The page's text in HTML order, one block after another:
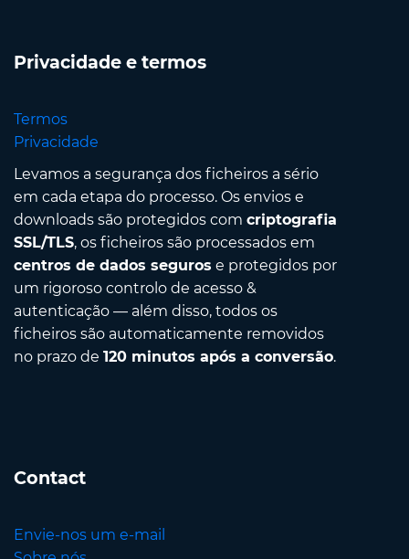
Privacidade e termos
Termos
Privacidade
Levamos a segurança dos ficheiros a sério
em cada etapa do processo. Os envios e
downloads são protegidos com criptografia
SSL/TLS, os ficheiros são processados em
centros de dados seguros e protegidos por
um rigoroso controlo de acesso &
autenticação — além disso, todos os
ficheiros são automaticamente removidos
no prazo de 120 minutos após a conversão.
Contact
Envie-nos um e-mail